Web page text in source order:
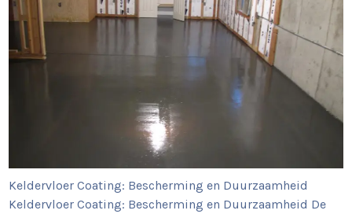
Keldervloer Coating: Bescherming en Duurzaamheid
Keldervloer Coating: Bescherming en Duurzaamheid De